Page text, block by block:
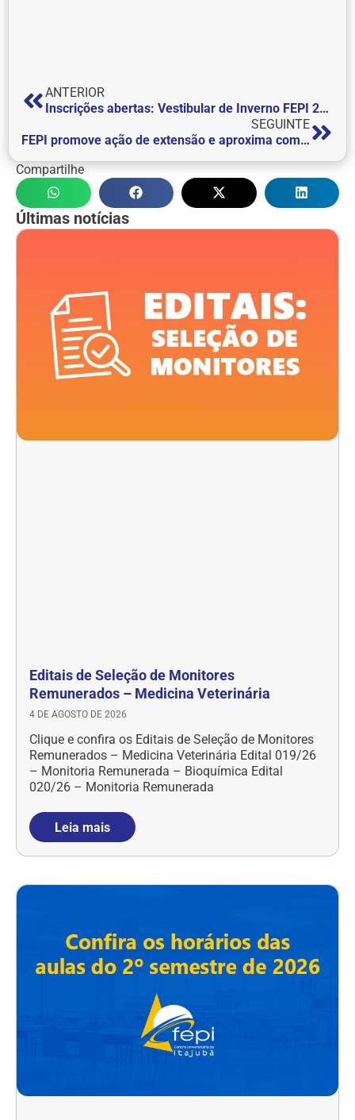
ANTERIOR
Inscrições abertas: Vestibular de Inverno FEPI 2026
SEGUINTE
FEPI promove ação de extensão e aproxima comunidade dos cursos da área da saúde e do Direito
Compartilhe
Últimas notícias
Editais de Seleção de Monitores
Remunerados – Medicina Veterinária
4 DE AGOSTO DE 2026
Clique e confira os Editais de Seleção de Monitores
Remunerados – Medicina Veterinária Edital 019/26
– Monitoria Remunerada – Bioquímica Edital
020/26 – Monitoria Remunerada
Leia mais